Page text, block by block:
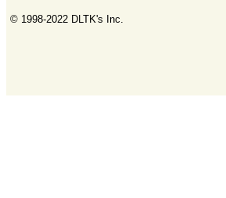
© 1998-2022 DLTK's Inc.